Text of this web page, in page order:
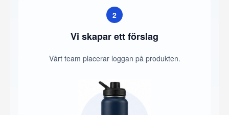
2
Vi skapar ett förslag
Vårt team placerar loggan på produkten.